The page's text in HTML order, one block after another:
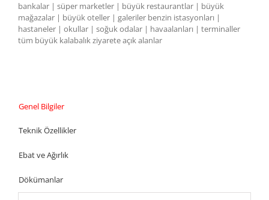
bankalar | süper marketler | büyük restaurantlar | büyük
mağazalar | büyük oteller | galeriler benzin istasyonları |
hastaneler | okullar | soğuk odalar | havaalanları | terminaller
tüm büyük kalabalık ziyarete açık alanlar
Genel Bilgiler
Teknik Özellikler
Ebat ve Ağırlık
Dökümanlar